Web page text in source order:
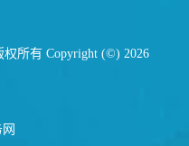
权所有 Copyright (©) 2026